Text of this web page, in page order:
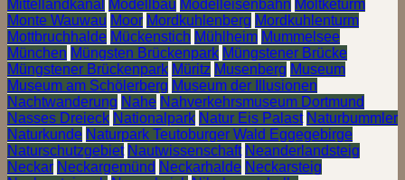
Mittellandkanal
Modellbau Modelleisenbahn Moltketurm
Monte Wauwau Moor Mordkuhlenberg Mordkuhlenturm
Mottbruchhalde Mückenstich Mühlheim Mummelsee
München Müngsten Brückenpark Müngstener Brücke
Müngstener Brückenpark Müritz Musenberg Museum
Museum am Schölerberg Museum der Illusionen
Nachtwanderung Nahe Nahverkehrsmuseum Dortmund
Nasses Dreieck Nationalpark Natur Eis Palast Naturbummler
Naturkunde Naturpark Teutoburger Wald Eggegebirge
Naturschutzgebiet Nautwissenschaft Neanderlandsteig
Neckar Neckargemünd Neckarhalde Neckarsteig